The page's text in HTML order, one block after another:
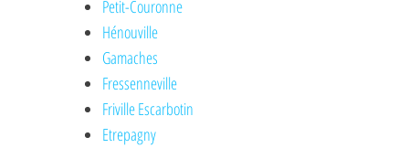
Petit-Couronne
Hénouville
Gamaches
Fressenneville
Friville Escarbotin
Etrepagny